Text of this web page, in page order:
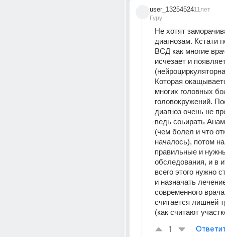
user_13254524
Гуру
11лет
Не хотят
диагнозам. Кстати
ВСД как многие
исчезает и
Которая
многих головных
головокружений.
диагноз очень не
ведь соьирать
(чем болел и что
началось), потом
правильные и
обследования, и в
всего этого нужно
и назначать
современного
считается лишней
(как считают
1